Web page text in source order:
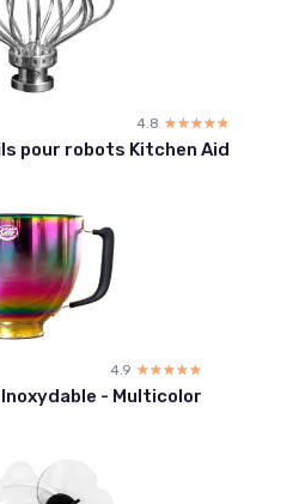
4.8 ☆☆☆☆☆
★★★★★
pour robots Kitchen Aid
4.9 ☆☆☆☆☆
★★★★★
- Multicolor